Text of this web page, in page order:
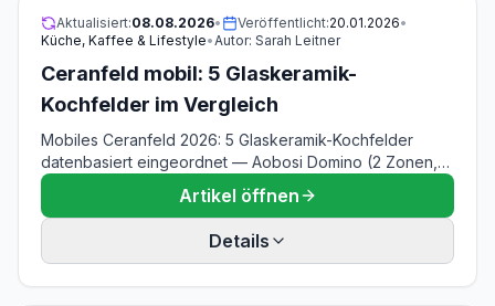
Aktualisiert:08.08.2026• Veröffentlicht:20.01.2026•
Küche, Kaffee & Lifestyle•Autor: Sarah Leitner
Ceranfeld mobil: 5 Glaskeramik-
Kochfelder im Vergleich
Mobiles Ceranfeld 2026: 5 Glaskeramik-Kochfelder
datenbasiert eingeordnet — Aobosi Domino (2 Zonen,
3.000 W), K&H NCS-2202, ROMMELSBACHER CT
2200/E, TZS First Austria 1500 W und Worshow. Stand
08.08.2026, ohne Hands-on-Test.
Artikel öffnen
Details